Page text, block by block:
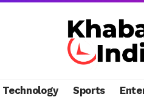
Technology Sports